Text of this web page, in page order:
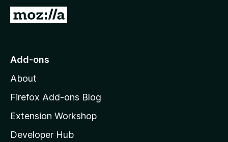
5
G
o
o
z
l
l
Add-ons
About
Firefox Add-ons Blog
Extension Workshop
Developer Hub